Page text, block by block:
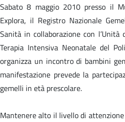
Sabato 8 maggio 2010 presso il
Explora, il Registro Nazionale
Sanità in collaborazione con l’Unità
Terapia Intensiva Neonatale del
organizza un incontro di bambini
manifestazione prevede la
gemelli in età prescolare.
Mantenere alto il livello di